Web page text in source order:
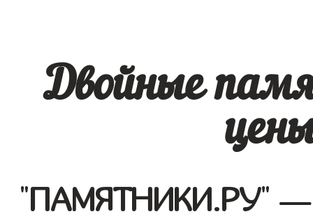
Двойные
"ПАМЯТНИКИ.РУ" —